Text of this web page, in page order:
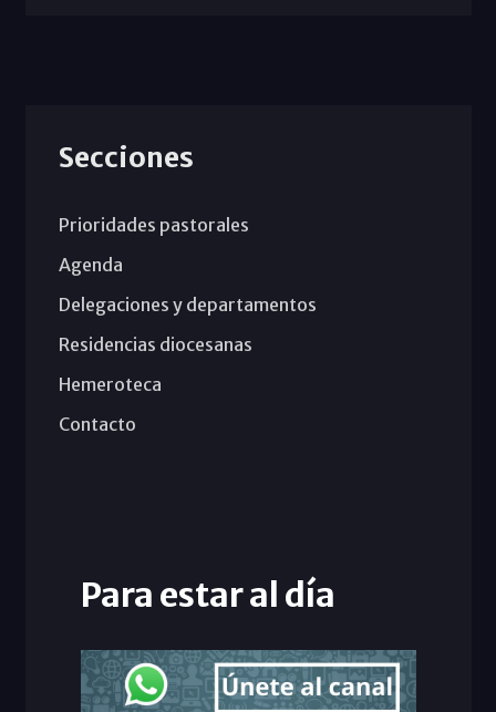
Secciones
Prioridades pastorales
Agenda
Delegaciones y departamentos
Residencias diocesanas
Hemeroteca
Contacto
Para estar al día